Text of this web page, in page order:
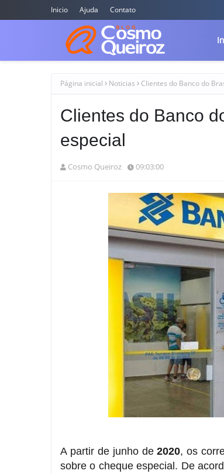
Inicio Ajuda Contato
Página inicial Noticias Clientes do Banco do
Clientes do Banco
especial
Cosmo Queiroz 09:03:00
A partir de junho de2020, os
sobre o cheque especial. De